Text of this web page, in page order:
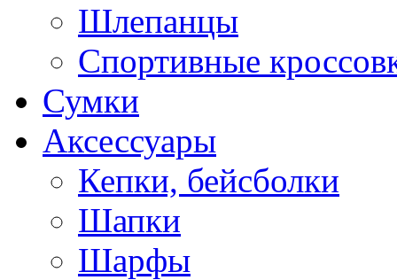
Шлепанцы
Спортивные
Сумки
Аксессуары
Кепки, бейсболки
Шапки
Шарфы